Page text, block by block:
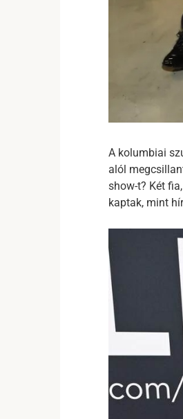
A kolumbiai
alól
show-t? Két
kaptak, mint